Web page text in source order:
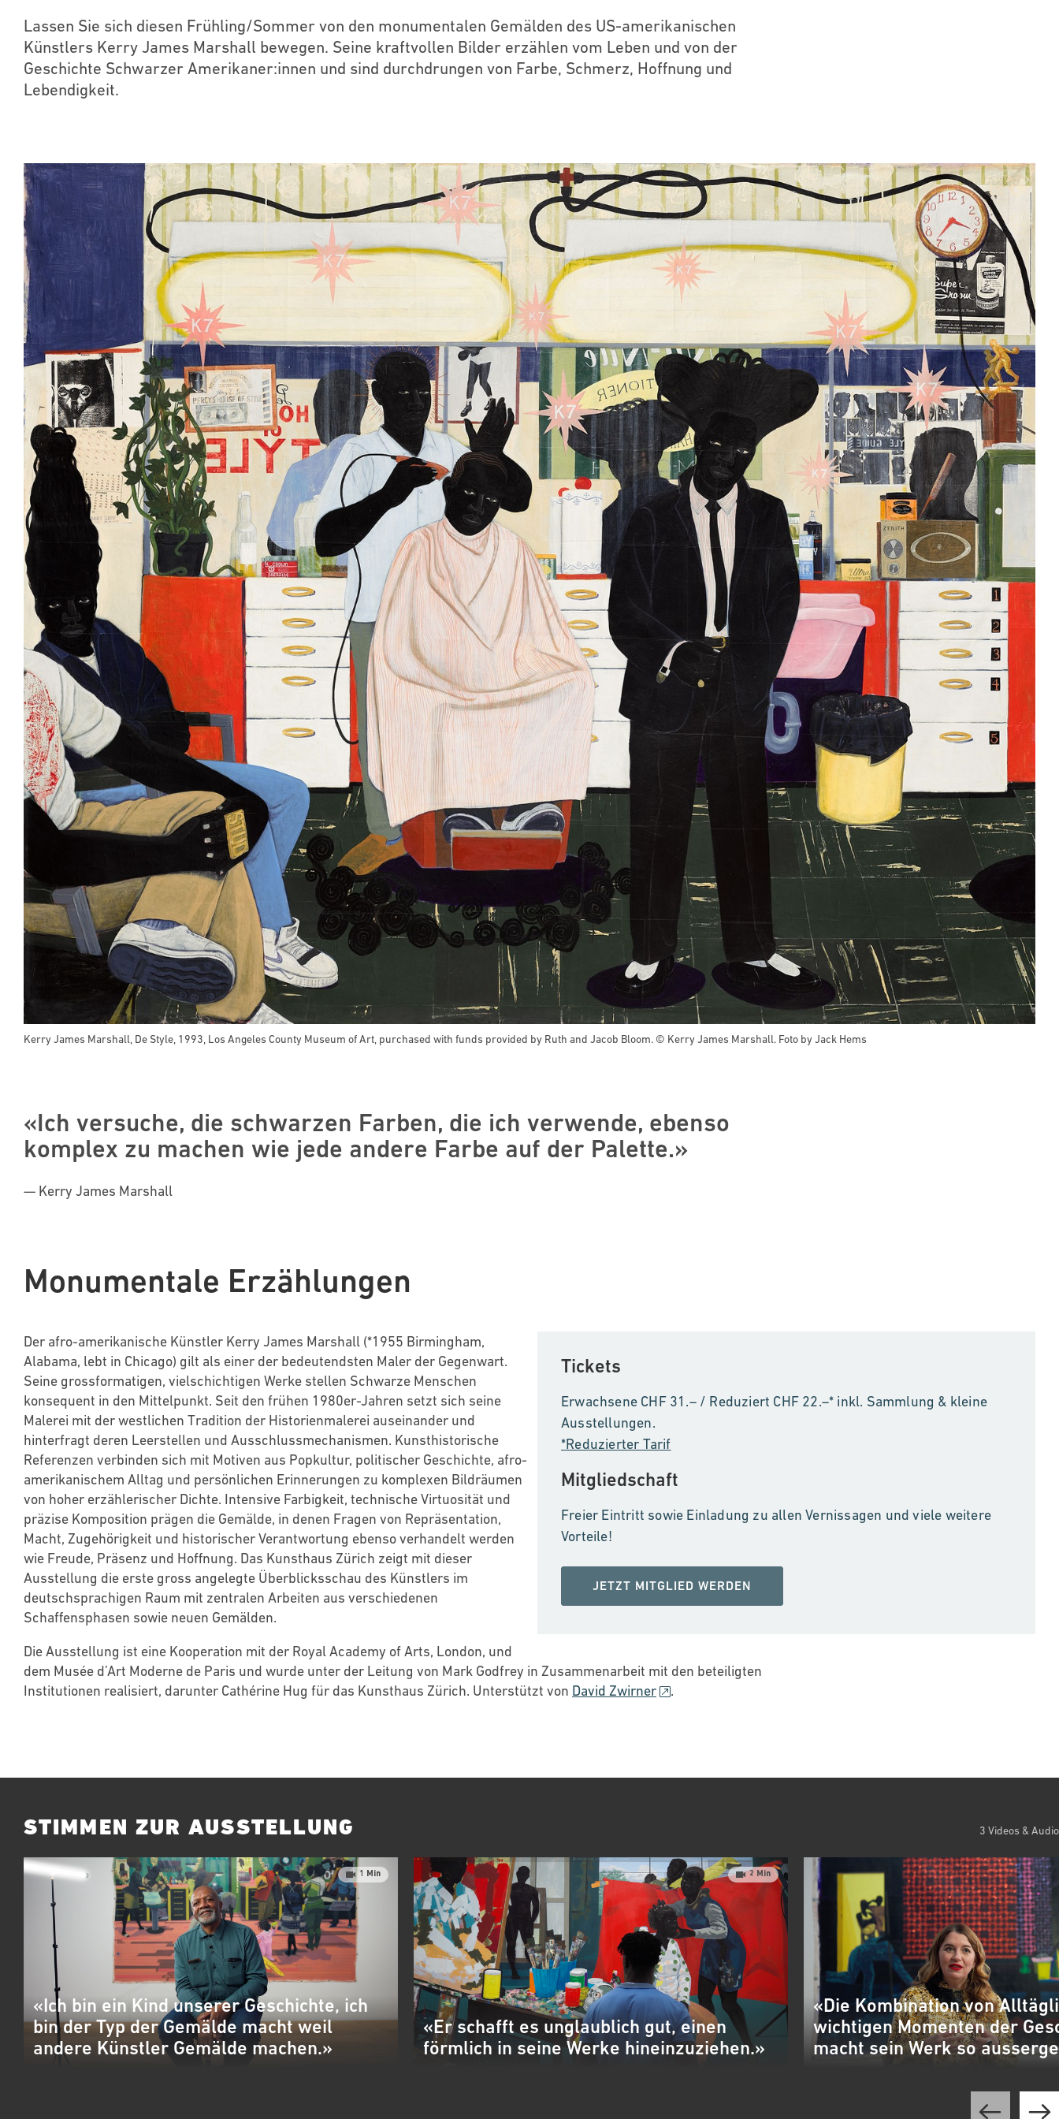
Lassen Sie sich diesen Frühling/Sommer von den monumentalen Gemälden des US-amerikanischen
Künstlers Kerry James Marshall bewegen. Seine kraftvollen Bilder erzählen vom Leben und von der
Geschichte Schwarzer Amerikaner:innen und sind durchdrungen von Farbe, Schmerz, Hoffnung und
Lebendigkeit.
Kerry James Marshall, De Style, 1993, Los Angeles County Museum of Art, purchased with funds provided by Ruth and Jacob Bloom. © Kerry James Marshall. Foto by Jack Hems
«Ich versuche, die schwarzen Farben, die ich verwende, ebenso
komplex zu machen wie jede andere Farbe auf der Palette.»
— Kerry James Marshall
Monumentale Erzählungen
Tickets
Erwachsene CHF 31.– / Reduziert CHF 22.–* inkl. Sammlung & kleine
Ausstellungen.
*Reduzierter Tarif
Mitgliedschaft
Freier Eintritt sowie Einladung zu allen Vernissagen und viele weitere
Vorteile!
JETZT MITGLIED WERDEN
Der afro-amerikanische Künstler Kerry James Marshall (*1955 Birmingham,
Alabama, lebt in Chicago) gilt als einer der bedeutendsten Maler der Gegenwart.
Seine grossformatigen, vielschichtigen Werke stellen Schwarze Menschen
konsequent in den Mittelpunkt. Seit den frühen 1980er-Jahren setzt sich seine
Malerei mit der westlichen Tradition der Historienmalerei auseinander und
hinterfragt deren Leerstellen und Ausschlussmechanismen. Kunsthistorische
Referenzen verbinden sich mit Motiven aus Popkultur, politischer Geschichte, afro-
amerikanischem Alltag und persönlichen Erinnerungen zu komplexen Bildräumen
von hoher erzählerischer Dichte. Intensive Farbigkeit, technische Virtuosität und
präzise Komposition prägen die Gemälde, in denen Fragen von Repräsentation,
Macht, Zugehörigkeit und historischer Verantwortung ebenso verhandelt werden
wie Freude, Präsenz und Hoffnung. Das Kunsthaus Zürich zeigt mit dieser
Ausstellung die erste gross angelegte Überblicksschau des Künstlers im
deutschsprachigen Raum mit zentralen Arbeiten aus verschiedenen
Schaffensphasen sowie neuen Gemälden.
Die Ausstellung ist eine Kooperation mit der Royal Academy of Arts, London, und
dem Musée d’Art Moderne de Paris und wurde unter der Leitung von Mark Godfrey in Zusammenarbeit mit den beteiligten
Institutionen realisiert, darunter Cathérine Hug für das Kunsthaus Zürich. Unterstützt von David Zwirner .
STIMMEN ZUR AUSSTELLUNG 3 Videos & Audio
1 Min
«Ich bin ein Kind unserer Geschichte, ich
bin der Typ der Gemälde macht weil
andere Künstler Gemälde machen.»
2 Min
«Er schafft es unglaublich gut, einen
förmlich in seine Werke hineinzuziehen.»
«Die Kombination von
wichtigen Momenten der
macht sein Werk so